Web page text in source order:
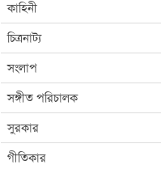
কাহিনী
চিত্রনাট্য
সংলাপ
সঙ্গীত পরিচালক
সুরকার
গীতিকার